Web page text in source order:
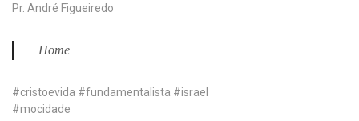
Pr. André Figueiredo
Home
#cristoevida #fundamentalista #israel
#mocidade